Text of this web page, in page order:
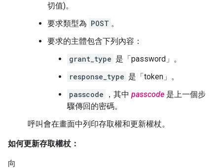
切值)。
要求類型為 POST 。
要求的主體包含下列內容：
grant_type 是「password」。
response_type 是「token」。
passcode
，其中 passcode 是上一個步
驟傳回的密碼。
呼叫會在畫面中列印存取權和更新權杖。
如何更新存取權杖：
向